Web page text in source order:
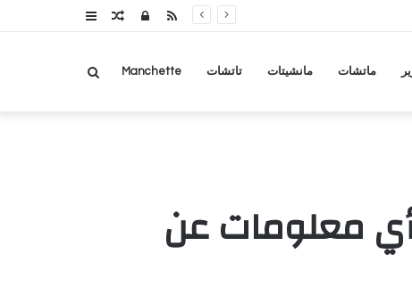
عمودمقالتسجيلRSS
ماتشات مانشيتات تاتشات Manchette بحث
أي معلومات عن